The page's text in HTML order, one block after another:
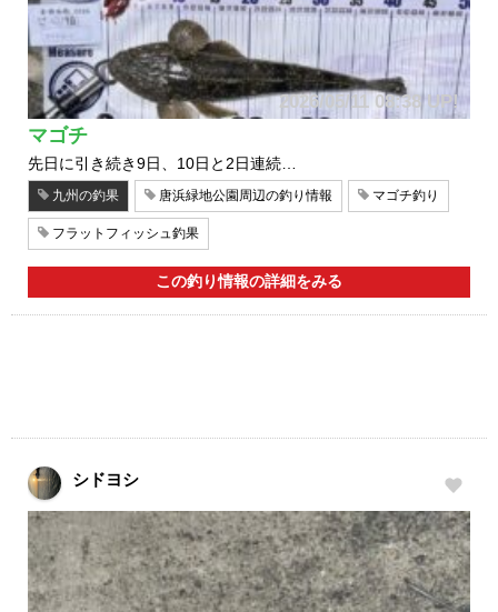
2026/05/11 08:38 UP!
マゴチ
先日に引き続き9日、10日と2日連続…
九州の釣果 唐浜緑地公園周辺の釣り情報 マゴチ釣り
フラットフィッシュ釣果
この釣り情報の詳細をみる
シドヨシ